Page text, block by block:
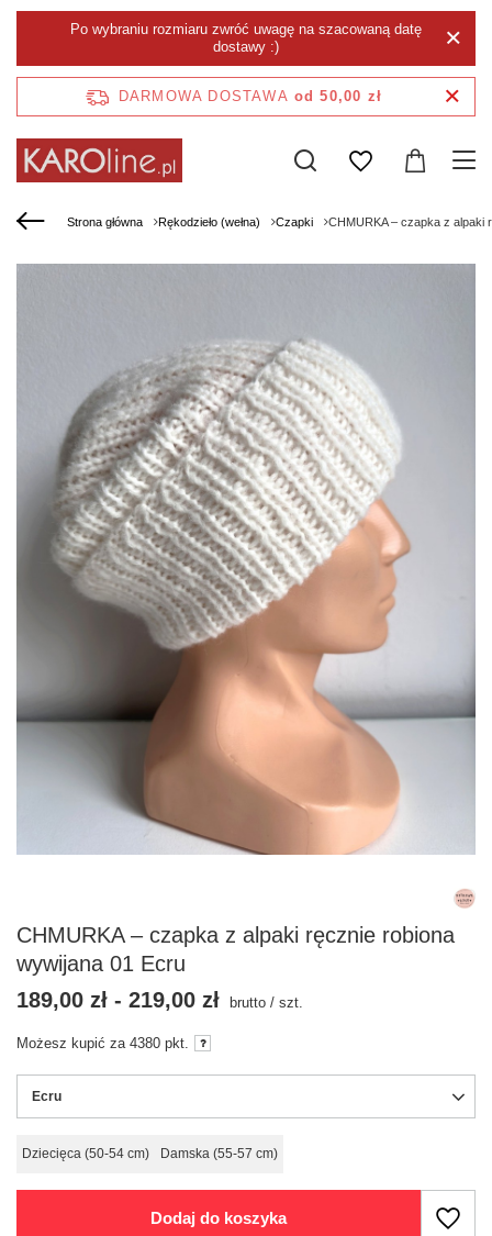
Po wybraniu rozmiaru zwróć uwagę na szacowaną datę
dostawy :)
DARMOWA DOSTAWA od 50,00 zł
Strona główna Rękodzieło (wełna) Czapki CHMURKA – czapka z alpaki
CHMURKA – czapka z alpaki ręcznie robiona
wywijana 01 Ecru
Ecru
Dziecięca (50-54 cm) Damska (55-57 cm)
189,00 zł - 219,00 zł brutto / szt.
Możesz kupić za 4380 pkt.
Dodaj do koszyka